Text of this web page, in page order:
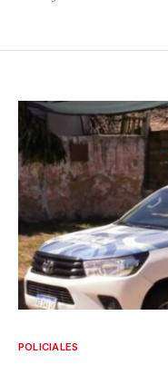
POLICIALES